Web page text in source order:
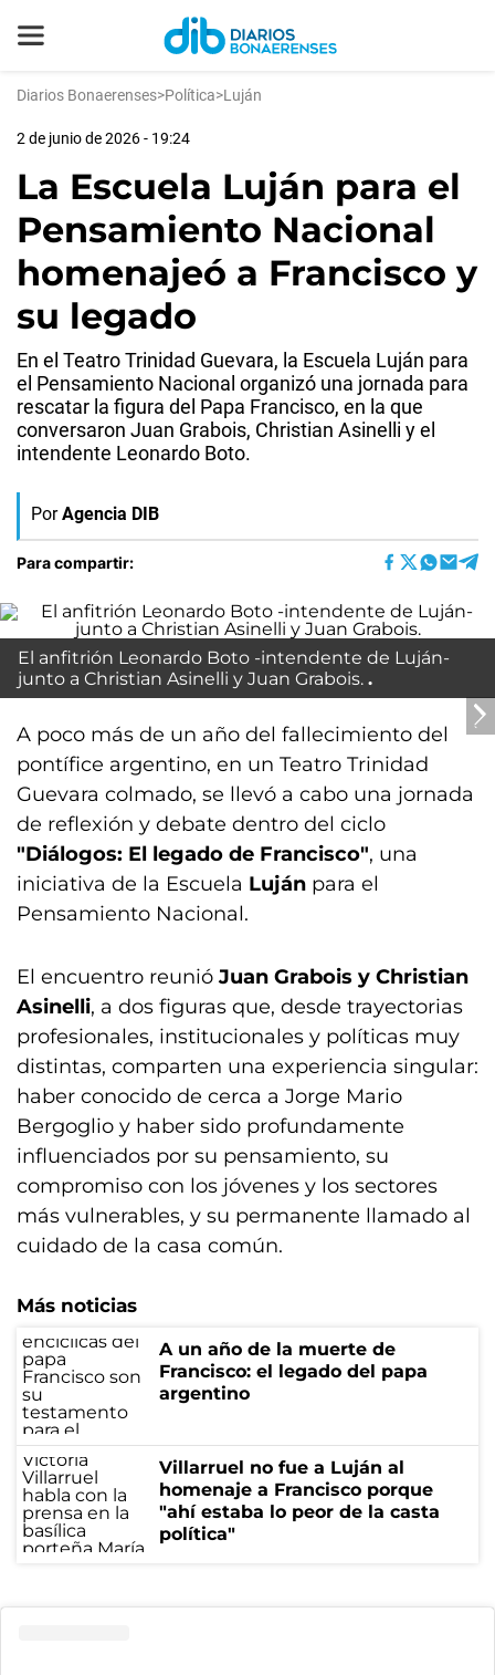
Diarios Bonaerenses>Política>Luján
2 de junio de 2026 - 19:24
La Escuela Luján para el
Pensamiento Nacional
homenajeó a Francisco y
su legado
En el Teatro Trinidad Guevara, la Escuela Luján para
el Pensamiento Nacional organizó una jornada para
rescatar la figura del Papa Francisco, en la que
conversaron Juan Grabois, Christian Asinelli y el
intendente Leonardo Boto.
Por Agencia DIB
Para compartir:
El anfitrión Leonardo Boto -intendente de Luján-
junto a Christian Asinelli y Juan Grabois.
A poco más de un año del fallecimiento del
pontífice argentino, en un Teatro Trinidad
Guevara colmado, se llevó a cabo una jornada
de reflexión y debate dentro del ciclo
"Diálogos: El legado de Francisco", una
iniciativa de la Escuela Luján para el
Pensamiento Nacional.
El encuentro reunió Juan Grabois y Christian
Asinelli, a dos figuras que, desde trayectorias
profesionales, institucionales y políticas muy
distintas, comparten una experiencia singular:
haber conocido de cerca a Jorge Mario
Bergoglio y haber sido profundamente
influenciados por su pensamiento, su
compromiso con los jóvenes y los sectores
más vulnerables, y su permanente llamado al
cuidado de la casa común.
Más noticias
A un año de la muerte de
Francisco: el legado del papa
argentino
Villarruel no fue a Luján al
homenaje a Francisco porque
"ahí estaba lo peor de la casta
política"